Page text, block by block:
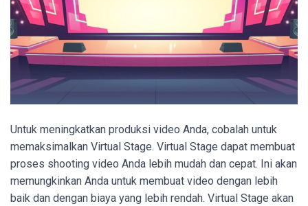
Untuk meningkatkan produksi video Anda, cobalah untuk
memaksimalkan Virtual Stage. Virtual Stage dapat membuat
proses shooting video Anda lebih mudah dan cepat. Ini akan
memungkinkan Anda untuk membuat video dengan lebih
baik dan dengan biaya yang lebih rendah. Virtual Stage akan